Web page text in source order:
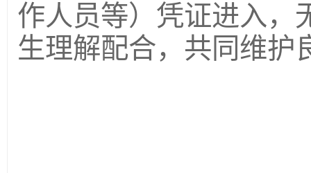
作人员等）凭证进入，
生理解配合，共同维护